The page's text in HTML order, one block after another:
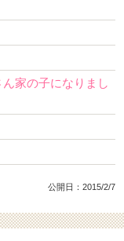
家の子になりまし
公開日： 2015/2/7